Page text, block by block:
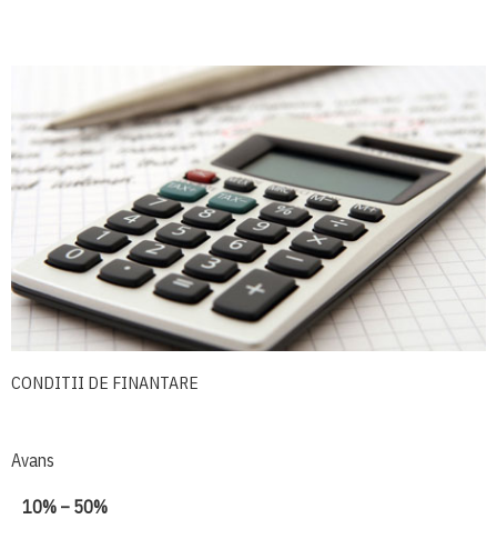
CONDITII DE FINANTARE
Avans
10% – 50%